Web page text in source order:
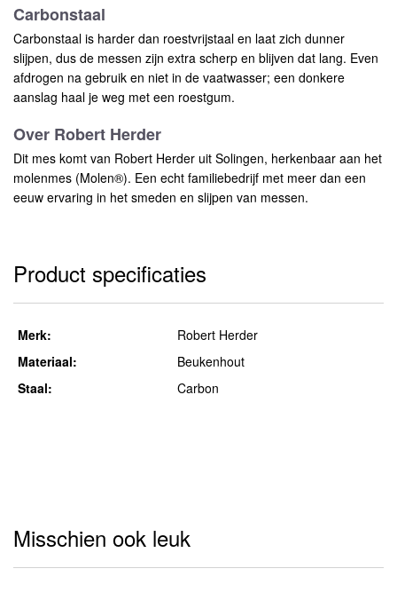
Carbonstaal
Carbonstaal is harder dan roestvrijstaal en laat zich dunner
slijpen, dus de messen zijn extra scherp en blijven dat lang. Even
afdrogen na gebruik en niet in de vaatwasser; een donkere
aanslag haal je weg met een roestgum.
Over Robert Herder
Dit mes komt van Robert Herder uit Solingen, herkenbaar aan het
molenmes (Molen®). Een echt familiebedrijf met meer dan een
eeuw ervaring in het smeden en slijpen van messen.
Product specificaties
Merk:
Robert Herder
Materiaal:
Beukenhout
Staal:
Carbon
Misschien ook leuk